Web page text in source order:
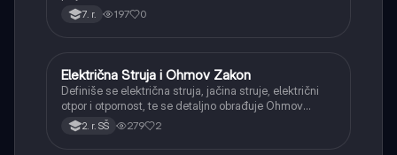
7. r. 197 0
Fizika
Električna Struja i Ohmov Zakon
Definiše se električna struja, jačina struje, električni
otpor i otpornost, te se detaljno obrađuje Ohmov
zakon za deo i celo električno kolo.
2. r. SŠ 279 2